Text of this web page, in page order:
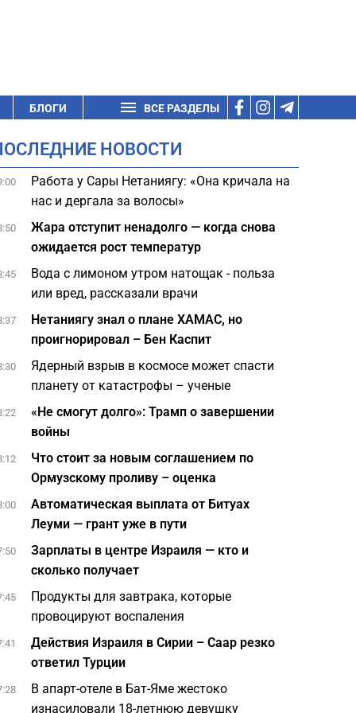
БЛОГИ ВСЕ РАЗДЕЛЫ
НОВОСТИ
Работа у Сары Нетаниягу: «Она кричала на
нас и дергала за волосы»
Жара отступит ненадолго — когда снова
ожидается рост температур
Вода с лимоном утром натощак - польза
или вред, рассказали врачи
Нетаниягу знал о плане ХАМАС, но
проигнорировал – Бен Каспит
Ядерный взрыв в космосе может спасти
планету от катастрофы – ученые
«Не смогут долго»: Трамп о завершении
войны
Что стоит за новым соглашением по
Ормузскому проливу – оценка
Автоматическая выплата от Битуах
Леуми — грант уже в пути
Зарплаты в центре Израиля — кто и
сколько получает
Продукты для завтрака, которые
провоцируют воспаления
Действия Израиля в Сирии – Саар резко
ответил Турции
В апарт-отеле в Бат-Яме жестоко
изнасиловали 18-летнюю девушку